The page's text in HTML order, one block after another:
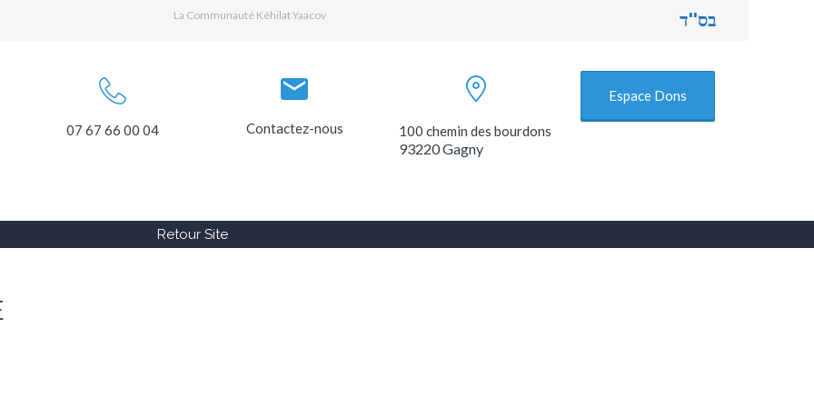
La Communauté Kéhilat Yaacov בס''ד
07 67 66 00 04 Contactez-nous 100 chemin des bourdons
93220 Gagny
Espace Dons
Retour Site